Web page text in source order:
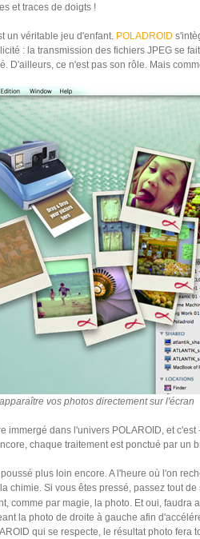
et traces de doigts !
un véritable jeu d'enfant. POLADROID
: la transmission des fichiers JPEG se
D'ailleurs, ce n'est pas son rôle. Mais
vos photos directement sur l'écran
immergé dans l'univers POLAROID, et
chaque traitement est ponctué par un
plus loin encore. A l'heure où l'on
chimie. Si vous êtes pressé, passez tout
comme par magie, la photo. Et oui,
la photo de droite à gauche afin
qui se respecte, le résultat photo fera